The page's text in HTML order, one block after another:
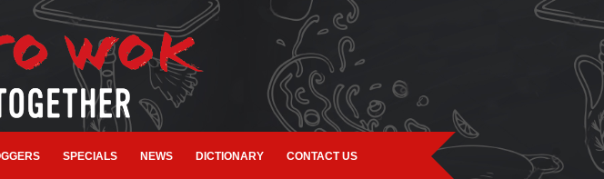
SPECIALS NEWS DICTIONARY CONTACT US